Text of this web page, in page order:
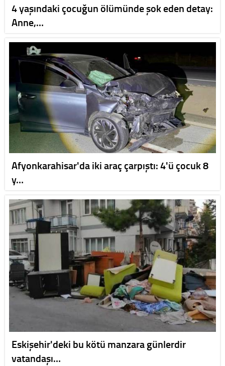
4 yaşındaki çocuğun ölümünde şok eden detay:
Anne,…
Afyonkarahisar'da iki araç çarpıştı: 4'ü çocuk 8
y…
Eskişehir'deki bu kötü manzara günlerdir
vatandaşı…